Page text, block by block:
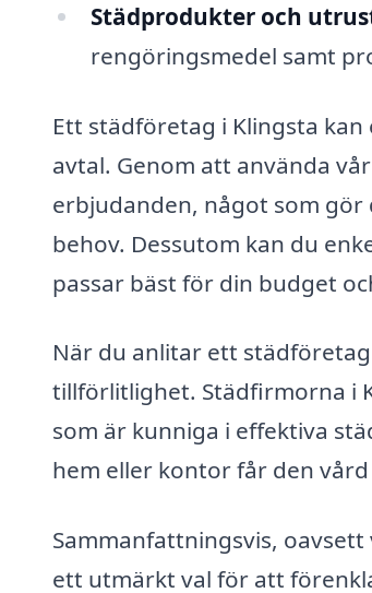
Städprodukter och
rengöringsmedel samt
Ett städföretag i Klingsta
avtal. Genom att använda
erbjudanden, något som gör
behov. Dessutom kan du
passar bäst för din budget
När du anlitar ett
tillförlitlighet. Städfirmorna i
som är kunniga i effektiva
hem eller kontor får den
Sammanfattningsvis,
ett utmärkt val för att